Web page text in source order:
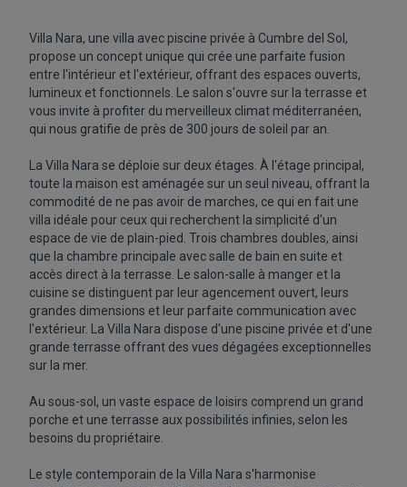
Villa Nara, une villa avec piscine privée à Cumbre del Sol,
propose un concept unique qui crée une parfaite fusion
entre l'intérieur et l'extérieur, offrant des espaces ouverts,
lumineux et fonctionnels. Le salon s'ouvre sur la terrasse et
vous invite à profiter du merveilleux climat méditerranéen,
qui nous gratifie de près de 300 jours de soleil par an.
La Villa Nara se déploie sur deux étages. À l'étage principal,
toute la maison est aménagée sur un seul niveau, offrant la
commodité de ne pas avoir de marches, ce qui en fait une
villa idéale pour ceux qui recherchent la simplicité d'un
espace de vie de plain-pied. Trois chambres doubles, ainsi
que la chambre principale avec salle de bain en suite et
accès direct à la terrasse. Le salon-salle à manger et la
cuisine se distinguent par leur agencement ouvert, leurs
grandes dimensions et leur parfaite communication avec
l'extérieur. La Villa Nara dispose d'une piscine privée et d'une
grande terrasse offrant des vues dégagées exceptionnelles
sur la mer.
Au sous-sol, un vaste espace de loisirs comprend un grand
porche et une terrasse aux possibilités infinies, selon les
besoins du propriétaire.
Le style contemporain de la Villa Nara s'harmonise